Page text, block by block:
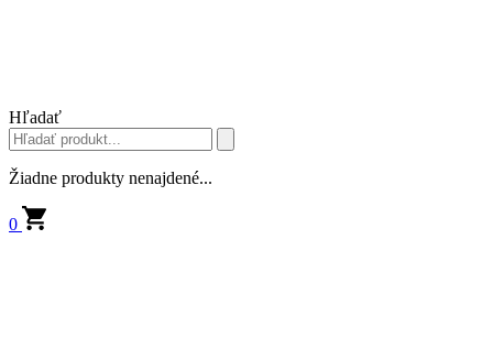
Hľadať
Žiadne produkty nenajdené...
0